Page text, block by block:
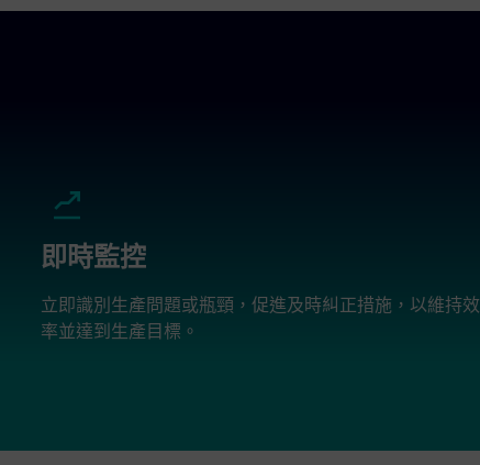
即時監控
立即識別生產問題或瓶頸，促進及時糾正措施，以維持效
率並達到生產目標。